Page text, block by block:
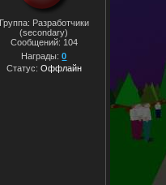
Группа: Разработчики
(secondary)
Сообщений: 104
Награды:0
Статус: Оффлайн